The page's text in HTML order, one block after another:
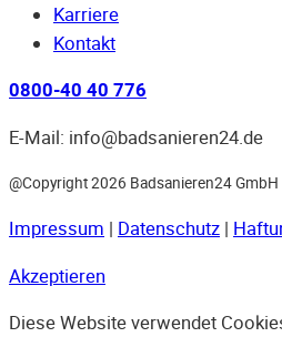
Karriere
Kontakt
0800-40 40 776
E-Mail: info@badsanieren24.de
@Copyright 2026 Badsanieren24 GmbH
Impressum | Datenschutz |
Akzeptieren
Diese Website verwendet